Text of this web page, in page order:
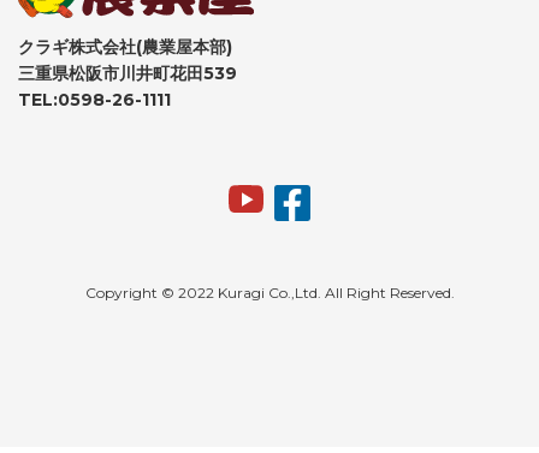
クラギ株式会社(農業屋本部)
三重県松阪市川井町花田539
TEL:0598-26-1111
Copyright © 2022 Kuragi Co.,Ltd. All Right Reserved.